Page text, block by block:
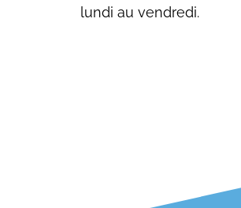
lundi au vendredi.